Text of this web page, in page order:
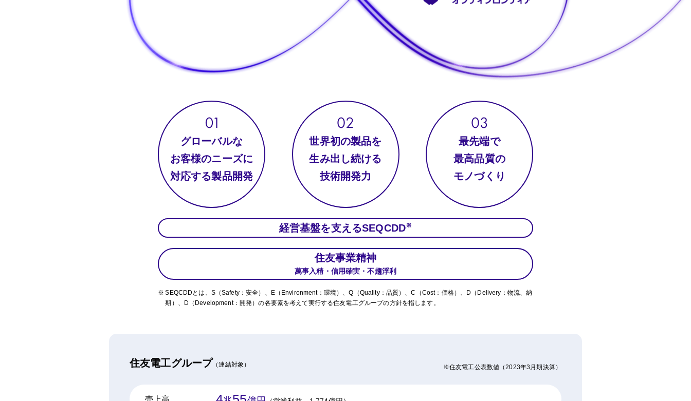
グローバルな
お客様のニーズに
対応する製品開発
世界初の製品を
生み出し続ける
技術開発力
最先端で
最高品質の
モノづくり
経営基盤を支えるSEQCDD※
住友事業精神
萬事入精・信用確実・不趨浮利
SEQCDDとは、S（Safety：安全）、E（Environment：環境）、Q（Quality：品質）、C（Cost：価格）、D（Delivery：物流、納
期）、D（Development：開発）の各要素を考えて実行する住友電工グループの方針を指します。
住友電工グループ （連結対象） ※住友電工公表数値（2023年3月期決算）
売上高